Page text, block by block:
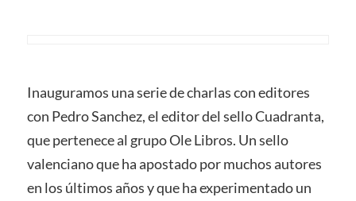
Inauguramos una serie de charlas con editores
con Pedro Sanchez, el editor del sello Cuadranta,
que pertenece al grupo Ole Libros. Un sello
valenciano que ha apostado por muchos autores
en los últimos años y que ha experimentado un